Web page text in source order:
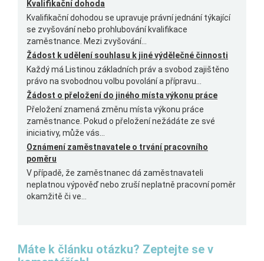
Kvalifikační dohoda
Kvalifikační dohodou se upravuje právní jednání týkající
se zvyšování nebo prohlubování kvalifikace
zaměstnance. Mezi zvyšování...
Žádost k udělení souhlasu k jiné výdělečné činnosti
Každý má Listinou základních práv a svobod zajištěno
právo na svobodnou volbu povolání a přípravu...
Žádost o přeložení do jiného místa výkonu práce
Přeložení znamená změnu místa výkonu práce
zaměstnance. Pokud o přeložení nežádáte ze své
iniciativy, může vás...
Oznámení zaměstnavatele o trvání pracovního
poměru
V případě, že zaměstnanec dá zaměstnavateli
neplatnou výpověď nebo zruší neplatně pracovní poměr
okamžitě či ve...
Máte k článku otázku? Zeptejte se v